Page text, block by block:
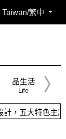
Taiwan/繁中
品生活
Life
覺配色，帶給你